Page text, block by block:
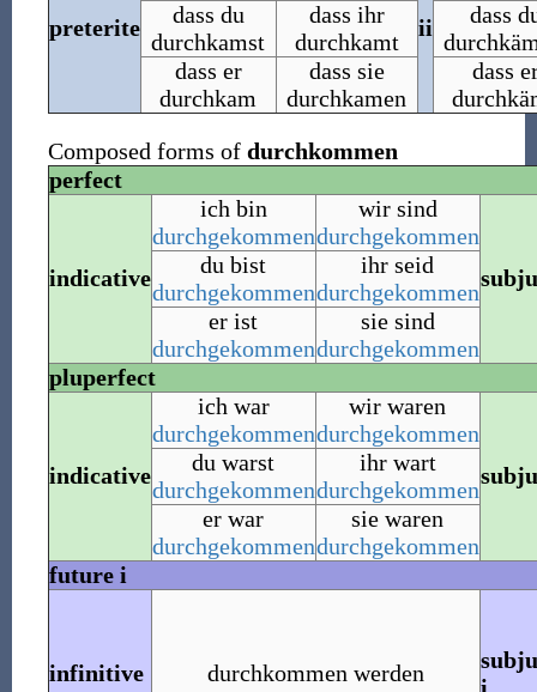
preterite
ii
dass du
durchkamst
dass ihr
durchkamt
dass
dass er
durchkam
dass sie
durchkamen
dass
Composed forms of durchkommen
perfect
indicative
ich bin
durchgekommen
wir sind
durchgekommen
du bist
durchgekommen
ihr seid
durchgekommen
er ist
durchgekommen
sie sind
durchgekommen
pluperfect
indicative
ich war
durchgekommen
wir waren
durchgekommen
du warst
durchgekommen
ihr wart
durchgekommen
er war
durchgekommen
sie waren
durchgekommen
future i
infinitive durchkommen werden